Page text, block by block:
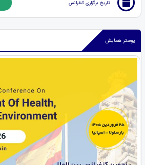
تاریخ برگزاری کنفرانس
پوستر همایش